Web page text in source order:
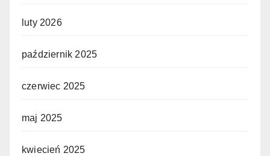
luty 2026
październik 2025
czerwiec 2025
maj 2025
kwiecień 2025